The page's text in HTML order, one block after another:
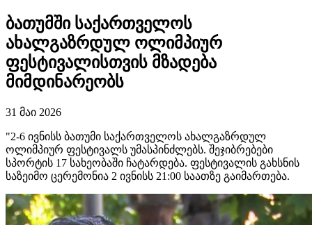
ბათუმში საქართველოს
ახალგაზრდულ ოლიმპიურ
ფესტივალისთვის მზადება
მიმდინარეობს
31 მაი 2026
"2-6 ივნისს ბათუმი საქართველოს ახალგაზრდულ
ოლიმპიურ ფესტივალს უმასპინძლებს. შეჯიბრებები
სპორტის 17 სახეობაში ჩატარდება. ფესტივალის გახსნის
საზეიმო ცერემონია 2 ივნისს 21:00 საათზე გაიმართება.